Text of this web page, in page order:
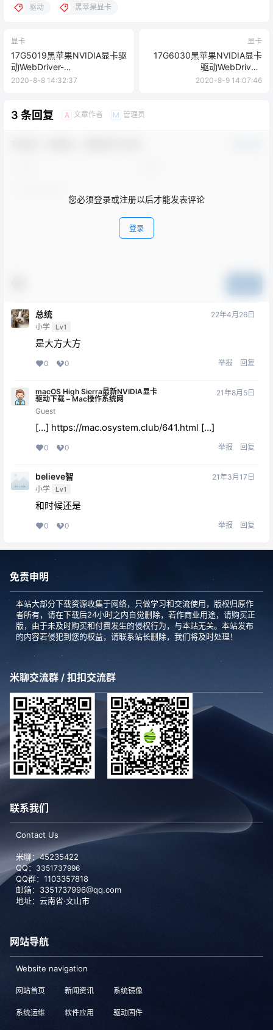
驱动 黑苹果显卡
显卡
17G5019黑苹果NVIDIA显卡驱
动WebDriver-
387.10.10.10.40.122.pkg下载
2020-8-8 14:32:37
显卡
17G6030黑苹果NVIDIA显卡
驱动WebDriver-
387.10.10.10.40.127.pkg下载
2020-8-9 14:07:46
3 条回复 A 文章作者 M 管理员
您必须登录或注册以后才能发表评论
登录
总统
小学 Lv1
22年4月26日
是大方大方
0 0 举报 回复
macOS High Sierra最新NVIDIA显卡
驱动下载 – Mac操作系统网
Guest
21年8月5日
[…] https://mac.osystem.club/641.html […]
0 0 举报 回复
believe智
小学 Lv1
21年3月17日
和时候还是
0 0 举报 回复
免责申明
本站大部分下载资源收集于网络，只做学习和交流使用，版权归原作
者所有，请在下载后24小时之内自觉删除，若作商业用途，请购买正
版，由于未及时购买和付费发生的侵权行为，与本站无关。本站发布
的内容若侵犯到您的权益，请联系站长删除，我们将及时处理！
米聊交流群 / 扣扣交流群
联系我们
Contact Us
米聊：45235422
QQ： 3351737996
QQ群：1103357818
邮箱：3351737996@qq.com
地址：云南省·文山市
网站导航
Website navigation
网站首页 新闻资讯 系统镜像
系统运维 软件应用 驱动固件